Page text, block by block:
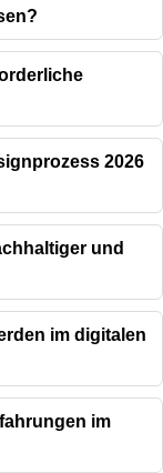
2026
und
im digitalen
im